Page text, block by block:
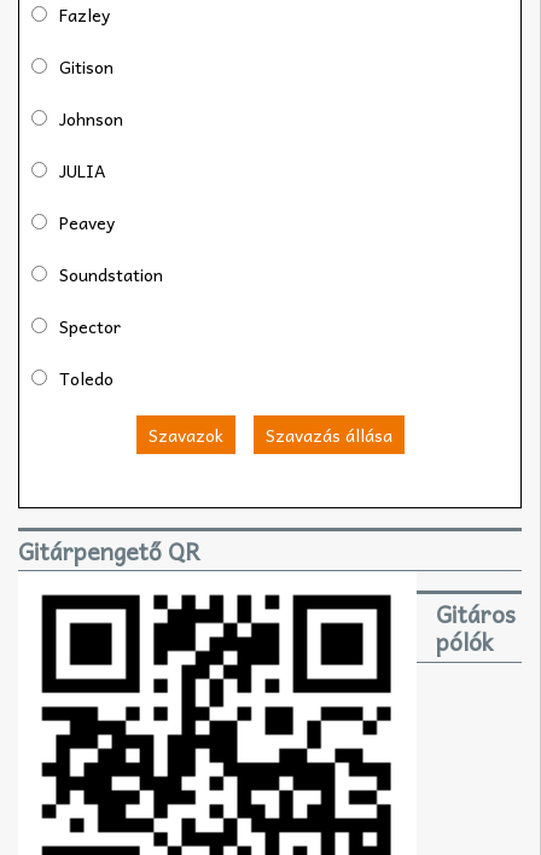
Fazley
Gitison
Johnson
JULIA
Peavey
Soundstation
Spector
Toledo
Szavazok Szavazás állása
Gitárpengető QR
Gitáros
pólók